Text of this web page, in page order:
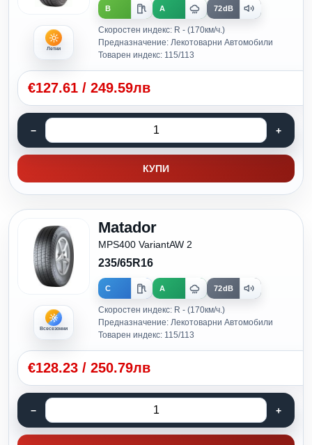
Летни
B A 72dB
Скоростен индекс: R - (170км/ч.)
Предназначение: Лекотоварни Автомобили
Товарен индекс: 115/113
€127.61 / 249.59лв
КУПИ
Всесезонни
Matador
MPS400 VariantAW 2
235/65R16
C A 72dB
Скоростен индекс: R - (170км/ч.)
Предназначение: Лекотоварни Автомобили
Товарен индекс: 115/113
€128.23 / 250.79лв